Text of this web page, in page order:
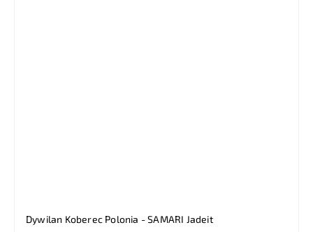
Dywilan Koberec Polonia - SAMARI Jadeit